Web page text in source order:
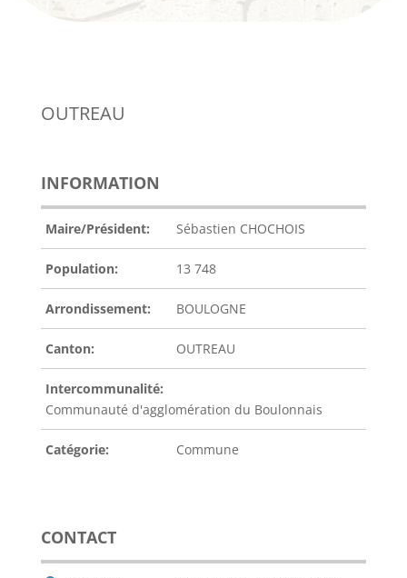
OUTREAU
INFORMATION
Maire/Président: Sébastien CHOCHOIS
Population: 13 748
Arrondissement: BOULOGNE
Canton: OUTREAU
Intercommunalité:
Communauté d'agglomération du Boulonnais
Catégorie: Commune
CONTACT